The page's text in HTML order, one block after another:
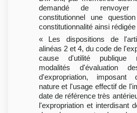
demandé de
constitutionnel une
constitutionnalité ainsi rédigée
« Les dispositions de
alinéas 2 et 4, du code de
cause d'utilité publique
modalités d'évaluation
d'expropriation, imposant
nature et l'usage effectif de
date de référence très
l'expropriation et interdisant